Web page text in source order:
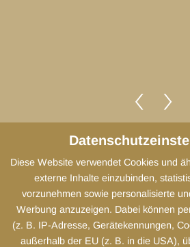
Diese Website verwendet Cookies und
externe Inhalte einzubinden,
vorzunehmen sowie personalisierte
Werbung anzuzeigen. Dabei können
(z. B. IP-Adresse, Gerätekennungen,
außerhalb der EU (z. B. in die USA),
Impressum
Datenschutz
Cookies